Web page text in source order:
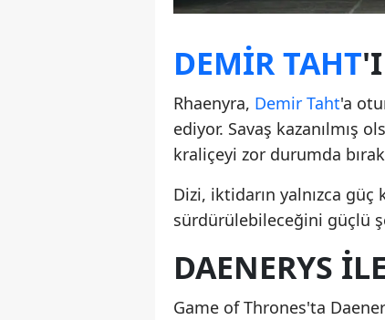
DEMIR TAHT
Rhaenyra, Demir Taht'a
ediyor. Savaş kazanılmış
kraliçeyi zor durumda
Dizi, iktidarın yalnızca
sürdürülebileceğini güçlü
DAENERYS
Game of Thrones'ta